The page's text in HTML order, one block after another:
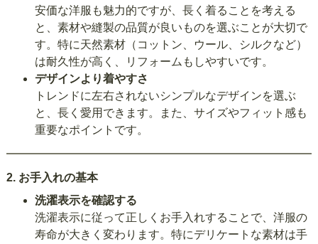
安価な洋服も魅力的ですが、長く着ることを考える
と、素材や縫製の品質が良いものを選ぶことが大切で
す。特に天然素材（コットン、ウール、シルクなど）
は耐久性が高く、リフォームもしやすいです。
デザインより着やすさ
トレンドに左右されないシンプルなデザインを選ぶ
と、長く愛用できます。また、サイズやフィット感も
重要なポイントです。
2. お手入れの基本
洗濯表示を確認する
洗濯表示に従って正しくお手入れすることで、洋服の
寿命が大きく変わります。特にデリケートな素材は手